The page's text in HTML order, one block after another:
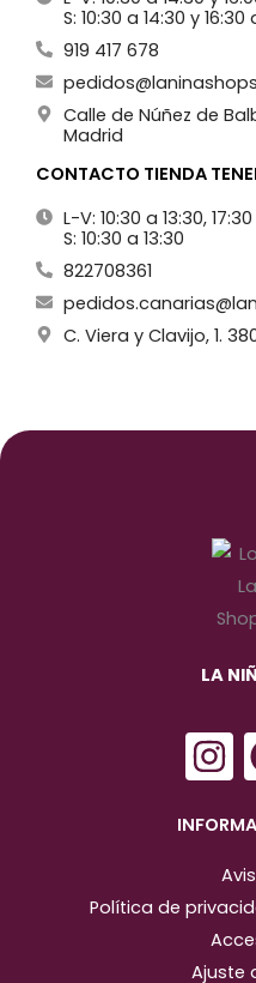
S: 10:30 a 14:30 y 16:30
919 417 678
Calle de Núñez de
Madrid
CONTACTO TIENDA
L-V: 10:30 a 13:30,
S: 10:30 a 13:30
822708361
C. Viera y Clavijo, 1.
LA
I
n
s
a
g
r
Política de
Ajuste